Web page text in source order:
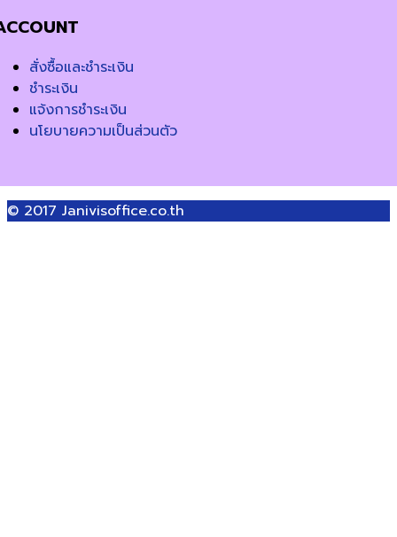
สั่งซื้อและชำระเงิน
ชำระเงิน
แจ้งการชำระเงิน
นโยบายความเป็นส่วนตัว
© 2017 Janivisoffice.co.th